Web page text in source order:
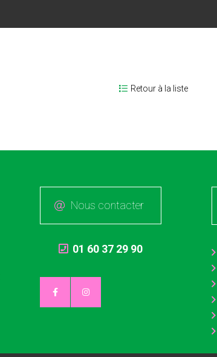
Retour à la liste
Nous contacter
01 60 37 29 90